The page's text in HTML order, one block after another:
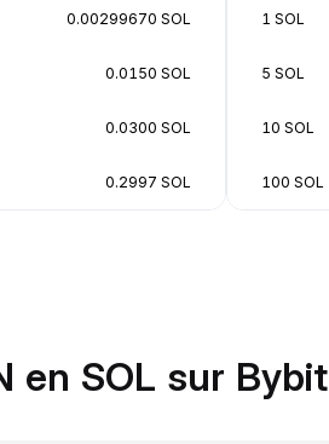
0.00299670 SOL
0.0150 SOL
0.0300 SOL
0.2997 SOL
1 SOL
5 SOL
10 SOL
100 SOL
en SOL sur Bybit